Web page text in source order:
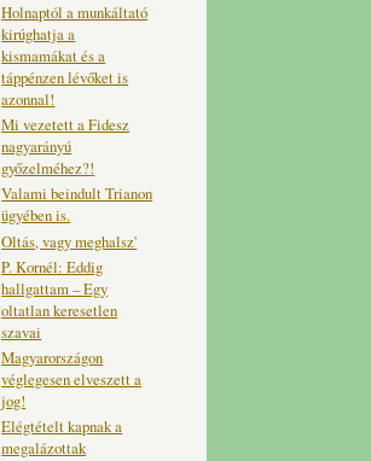
Holnaptól a munkáltató
kirúghatja a
kismamákat és a
táppénzen lévőket is
azonnal!
Mi vezetett a Fidesz
nagyarányú
győzelméhez?!
Valami beindult Trianon
ügyében is.
Oltás, vagy meghalsz'
P. Kornél: Eddig
hallgattam – Egy
oltatlan keresetlen
szavai
Magyarországon
véglegesen elveszett a
jog!
Elégtételt kapnak a
megalázottak